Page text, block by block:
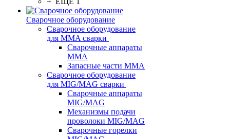
Сварочное оборудование
Сварочное оборудование
для MMA сварки
Сварочные аппараты
MMA
Запасные части MMA
Сварочное оборудование
для MIG/MAG сварки
Сварочные аппараты
MIG/MAG
Механизмы подачи
проволоки MIG/MAG
Сварочные горелки